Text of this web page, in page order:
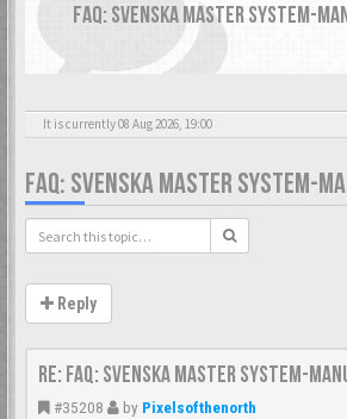
FAQ: SVENSKA MASTER SYSTEM-
It is currently 08 Aug 2026, 19:00
FAQ: SVENSKA MASTER SYSTEM-
Reply
Re: FAQ: Svenska Master System-
#35208 by Pixelsofthenorth